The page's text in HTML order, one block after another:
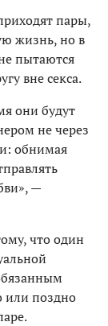
пары,
жизнь, но в
пытаются
вне секса.
они будут
не через
обнимая
—
что один
или поздно